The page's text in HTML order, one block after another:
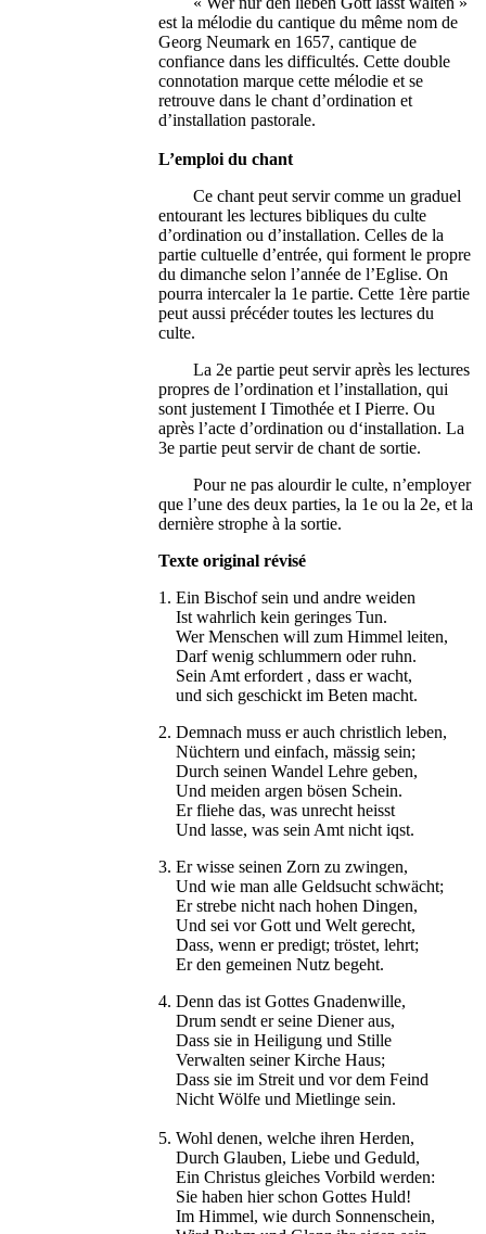
est la mélodie du cantique du même nom de
Georg Neumark en 1657, cantique de
confiance dans les difficultés. Cette double
connotation marque cette mélodie et se
retrouve dans le chant d’ordination et
d’installation pastorale.
L’emploi du chant
Ce chant peut servir comme un graduel
entourant les lectures bibliques du culte
d’ordination ou d’installation. Celles de la
partie cultuelle d’entrée, qui forment le propre
du dimanche selon l’année de l’Eglise. On
pourra intercaler la 1e partie. Cette 1ère partie
peut aussi précéder toutes les lectures du
culte.
La 2e partie peut servir après les lectures
propres de l’ordination et l’installation, qui
sont justement I Timothée et I Pierre. Ou
après l’acte d’ordination ou d‘installation. La
3e partie peut servir de chant de sortie.
Pour ne pas alourdir le culte, n’employer
que l’une des deux parties, la 1e ou la 2e, et la
dernière strophe à la sortie.
Texte original révisé
1. Ein Bischof sein und andre weiden
Ist wahrlich kein geringes Tun.
Wer Menschen will zum Himmel leiten,
Darf wenig schlummern oder ruhn.
Sein Amt erfordert , dass er wacht,
und sich geschickt im Beten macht.
2. Demnach muss er auch christlich leben,
Nüchtern und einfach, mässig sein;
Durch seinen Wandel Lehre geben,
Und meiden argen bösen Schein.
Er fliehe das, was unrecht heisst
Und lasse, was sein Amt nicht iqst.
3. Er wisse seinen Zorn zu zwingen,
Und wie man alle Geldsucht schwächt;
Er strebe nicht nach hohen Dingen,
Und sei vor Gott und Welt gerecht,
Dass, wenn er predigt; tröstet, lehrt;
Er den gemeinen Nutz begeht.
4. Denn das ist Gottes Gnadenwille,
Drum sendt er seine Diener aus,
Dass sie in Heiligung und Stille
Verwalten seiner Kirche Haus;
Dass sie im Streit und vor dem Feind
Nicht Wölfe und Mietlinge sein.
5. Wohl denen, welche ihren Herden,
Durch Glauben, Liebe und Geduld,
Ein Christus gleiches Vorbild werden:
Sie haben hier schon Gottes Huld!
Im Himmel, wie durch Sonnenschein,